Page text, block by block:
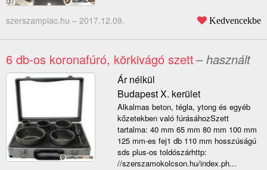
szerszampiac.hu – 2017.12.09. Kedvencekbe
6 db-os koronafúró, körkivágó szett– használt
Ár nélkül
Budapest X. kerület
Alkalmas beton, tégla, ytong és egyéb
kőzetekben való fúrásáhozSzett
tartalma: 40 mm 65 mm 80 mm 100 mm
125 mm-es fej1 db 110 mm hosszúságú
sds plus-os toldószárhttp:
//szerszamokolcson.hu/index.ph...